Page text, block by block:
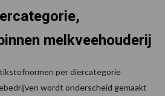
melkveehouderij
per diercategorie
wordt onderscheid gemaakt